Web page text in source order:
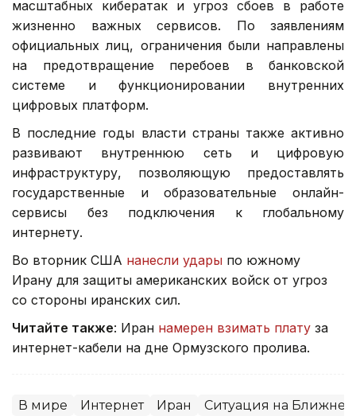
масштабных кибератак и угроз сбоев в работе
жизненно важных сервисов. По заявлениям
официальных лиц, ограничения были направлены
на предотвращение перебоев в банковской
системе и функционировании внутренних
цифровых платформ.
В последние годы власти страны также активно
развивают внутреннюю сеть и цифровую
инфраструктуру, позволяющую предоставлять
государственные и образовательные онлайн-
сервисы без подключения к глобальному
интернету.
Во вторник США нанесли удары по южному
Ирану для защиты американских войск от угроз
со стороны иранских сил.
Читайте также: Иран намерен взимать плату за
интернет-кабели на дне Ормузского пролива.
В мире Интернет Иран Ситуация на Ближнем